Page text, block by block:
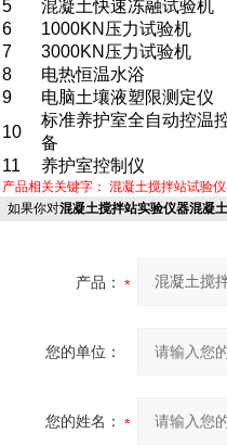
5
混凝土快速冻融试验机
6
1000KN压力试验机
7
3000KN压力试验机
8
电热恒温水浴
9
电脑土壤液塑限测定仪
10
标准养护室全自动控温
备
11
养护室控制仪
产品相关关键字： 混凝土搅拌站试验
如果你对混凝土搅拌站实验仪器混凝
产品：
您的单位：
您的姓名：